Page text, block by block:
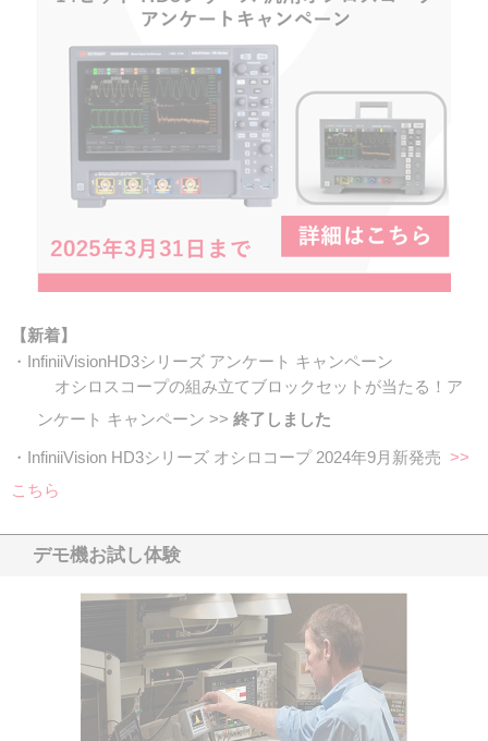
【新着】
・InfiniiVisionHD3シリーズ アンケート キャンペーン
オシロスコープの組み立てブロックセットが当たる！ア
ンケート キャンペーン >> 終了しました
・InfiniiVision HD3シリーズ オシロコープ 2024年9月新発売 >>
こちら
デモ機お試し体験